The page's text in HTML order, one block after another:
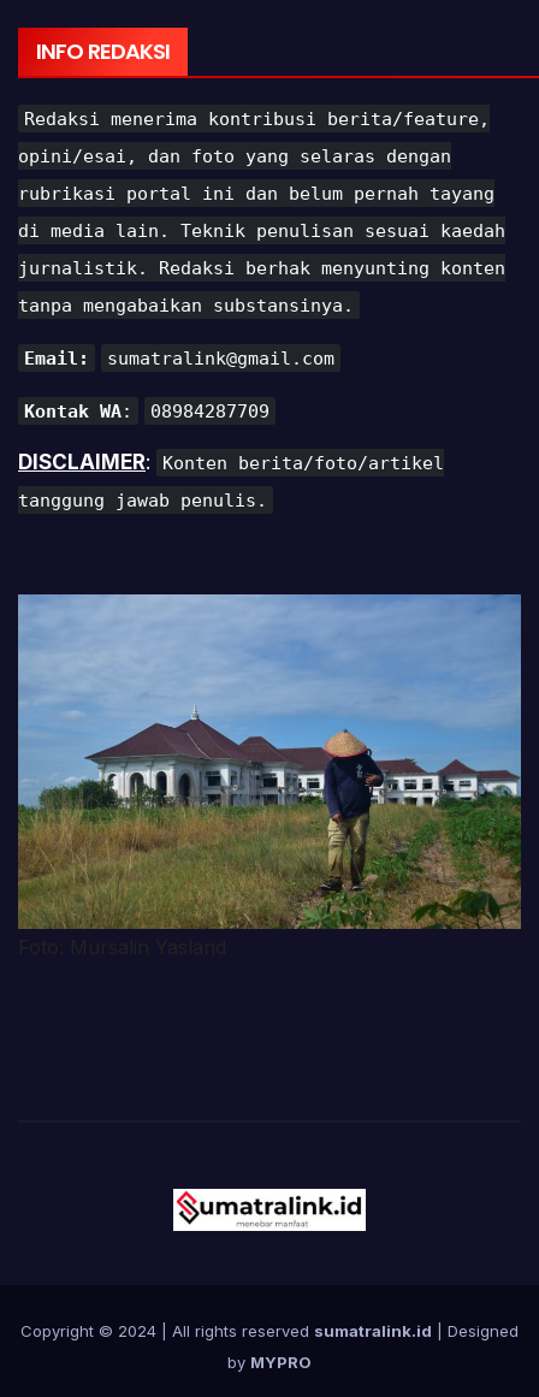
INFO REDAKSI
Redaksi menerima kontribusi berita/feature,
opini/esai, dan foto yang selaras dengan
rubrikasi portal ini dan belum pernah tayang
di media lain. Teknik penulisan sesuai kaedah
jurnalistik. Redaksi berhak menyunting konten
tanpa mengabaikan substansinya.
Email: sumatralink@gmail.com
Kontak WA: 08984287709
DISCLAIMER:
Konten berita/foto/artikel
tanggung jawab penulis.
Copyright © 2024 | All rights reserved sumatralink.id | Designed
by MYPRO